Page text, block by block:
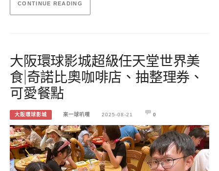
CONTINUE READING
大阪環球影城超級任天堂世界美
食|奇諾比奧咖啡店、抽整理券、
可愛餐點
大阪環球影城 來一球叭噗 2025-08-21 0